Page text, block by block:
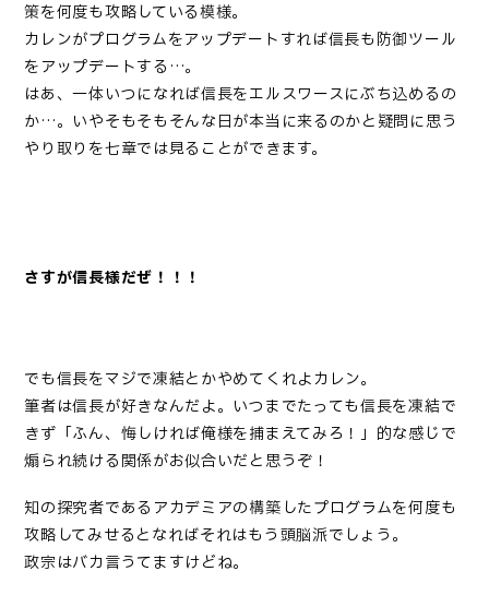
策を何度も攻略している模様。
カレンがプログラムをアップデートすれば信長も防御ツール
をアップデートする…。
はあ、一体いつになれば信長をエルスワースにぶち込めるの
か…。いやそもそもそんな日が本当に来るのかと疑問に思う
やり取りを七章では見ることができます。
さすが信長様だぜ！！！
でも信長をマジで凍結とかやめてくれよカレン。
筆者は信長が好きなんだよ。いつまでたっても信長を凍結で
きず「ふん、悔しければ俺様を捕まえてみろ！」的な感じで
煽られ続ける関係がお似合いだと思うぞ！
知の探究者であるアカデミアの構築したプログラムを何度も
攻略してみせるとなればそれはもう頭脳派でしょう。
政宗はバカ言うてますけどね。